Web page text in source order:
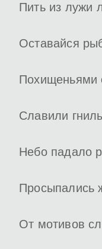
Пить из лужи
Оставайся
Похищеньями
Славили
Небо падало
Просыпались
От мотивов